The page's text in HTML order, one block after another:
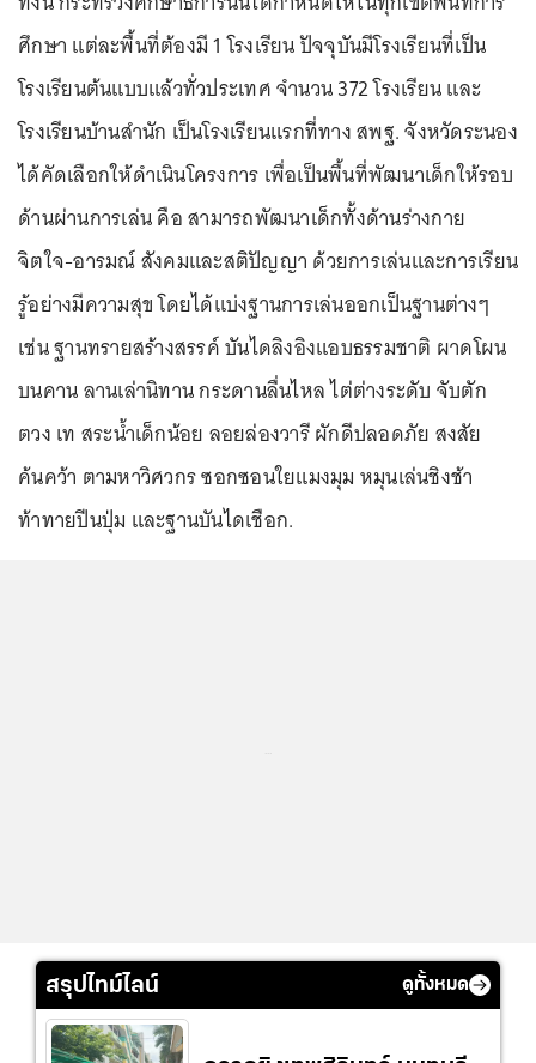
ศึกษา แต่ละพื้นที่ต้องมี 1 โรงเรียน ปัจจุบันมีโรงเรียนที่เป็น
โรงเรียนต้นแบบแล้วทั่วประเทศ จำนวน 372 โรงเรียน และ
โรงเรียนบ้านสำนัก เป็นโรงเรียนแรกที่ทาง สพฐ. จังหวัดระนอง
ได้คัดเลือกให้ดำเนินโครงการ เพื่อเป็นพื้นที่พัฒนาเด็กให้รอบ
ด้านผ่านการเล่น คือ สามารถพัฒนาเด็กทั้งด้านร่างกาย
จิตใจ-อารมณ์ สังคมและสติปัญญา ด้วยการเล่นและการเรียน
รู้อย่างมีความสุข โดยได้แบ่งฐานการเล่นออกเป็นฐานต่างๆ
เช่น ฐานทรายสร้างสรรค์ บันไดลิงอิงแอบธรรมชาติ ผาดโผน
บนคาน ลานเล่านิทาน กระดานลื่นไหล ไต่ต่างระดับ จับตัก
ตวง เท สระน้ำเด็กน้อย ลอยล่องวารี ผักดีปลอดภัย สงสัย
ค้นคว้า ตามหาวิศวกร ซอกซอนใยแมงมุม หมุนเล่นชิงช้า
ท้าทายปีนปุ่ม และฐานบันไดเชือก.
สรุปไทม์ไลน์ ดูทั้งหมด